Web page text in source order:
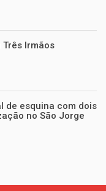
Irmãos
de esquina com dois
no São Jorge